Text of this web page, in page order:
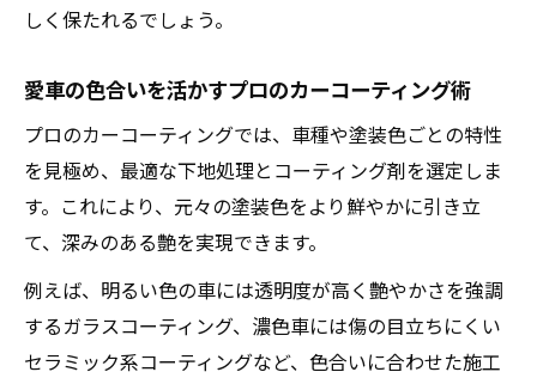
しく保たれるでしょう。
愛車の色合いを活かすプロのカーコーティング術
プロのカーコーティングでは、車種や塗装色ごとの特性
を見極め、最適な下地処理とコーティング剤を選定しま
す。これにより、元々の塗装色をより鮮やかに引き立
て、深みのある艶を実現できます。
例えば、明るい色の車には透明度が高く艶やかさを強調
するガラスコーティング、濃色車には傷の目立ちにくい
セラミック系コーティングなど、色合いに合わせた施工